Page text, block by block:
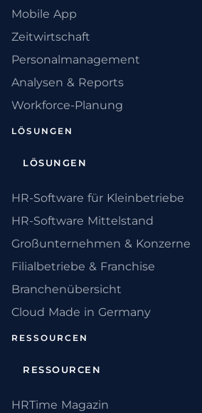
Mobile App
Zeitwirtschaft
Personalmanagement
Analysen & Reports
Workforce-Planung
LÖSUNGEN
LÖSUNGEN
HR-Software für Kleinbetriebe
HR-Software Mittelstand
Großunternehmen & Konzerne
Filialbetriebe & Franchise
Branchenübersicht
Cloud Made in Germany
RESSOURCEN
RESSOURCEN
HRTime Magazin